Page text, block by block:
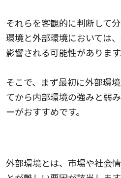
それらを客観的に判断して
環境と外部環境においては
影響される可能性があります
そこで、まず最初に外部環
てから内部環境の強みと弱
ーがおすすめです。
外部環境とは、市場や社会